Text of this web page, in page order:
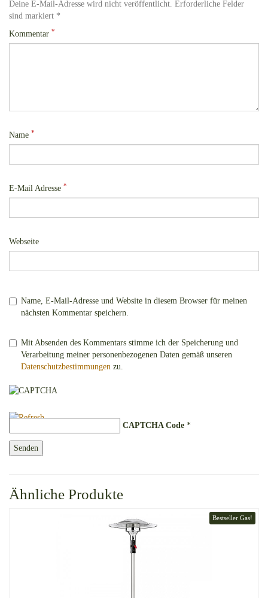
Deine E-Mail-Adresse wird nicht veröffentlicht. Erforderliche Felder
sind markiert *
Kommentar *
Name *
E-Mail Adresse *
Webseite
Name, E-Mail-Adresse und Website in diesem Browser für meinen
nächsten Kommentar speichern.
Mit Absenden des Kommentars stimme ich der Speicherung und
Verarbeitung meiner personenbezogenen Daten gemäß unseren
Datenschutzbestimmungen zu.
CAPTCHA Code *
Ähnliche Produkte
Bestseller Gas!